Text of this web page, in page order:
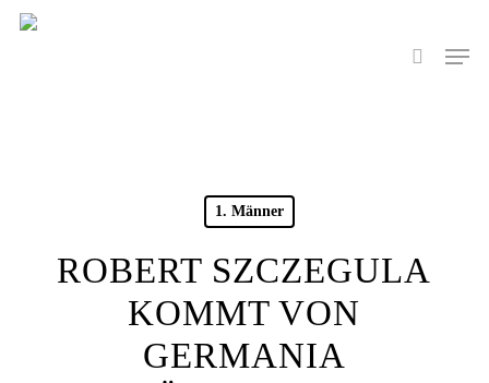
Skip
search
Menu
1. Männer
ROBERT SZCZEGULA
KOMMT VON
GERMANIA